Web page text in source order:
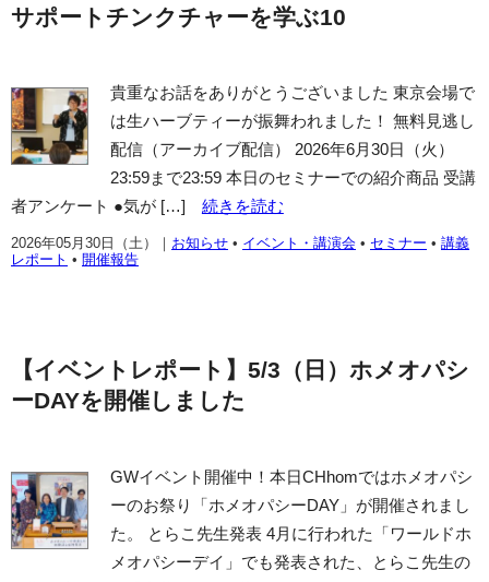
サポートチンクチャーを学ぶ10
貴重なお話をありがとうございました 東京会場で
は生ハーブティーが振舞われました！ 無料見逃し
配信（アーカイブ配信） 2026年6月30日（火）
23:59まで23:59 本日のセミナーでの紹介商品 受講
者アンケート ●気が […]
続きを読む
2026年05月30日（土） ｜ お知らせ • イベント・講演会 • セミナー • 講義
レポート • 開催報告
【イベントレポート】5/3（日）ホメオパシ
ーDAYを開催しました
GWイベント開催中！本日CHhomではホメオパシ
ーのお祭り「ホメオパシーDAY」が開催されまし
た。 とらこ先生発表 4月に行われた「ワールドホ
メオパシーデイ」でも発表された、とらこ先生の